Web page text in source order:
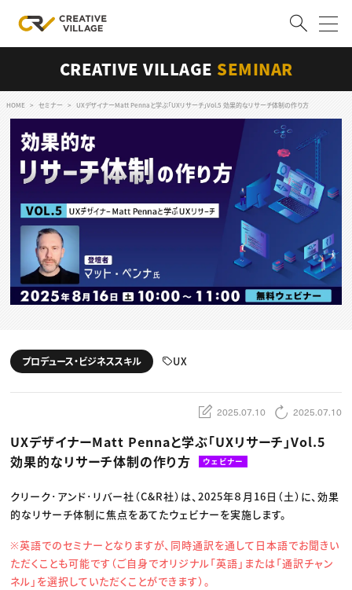
ログイン 会員登録
CREATIVE JOB求人検索
特集求人
採用説明会
転職支援サービス
CONTENTS
スキルアップしたい！
動画配信・映像制作
編集・ライティング
ディレクション
TOP Creator’s コラム トップ
Webクリエイター
ゲームクリエイター
クリエイターインタビュー
C＆R Magazine
セミナー
ニュース・トレンド トップ
Web
映像
広告
出版
CREATIVE VILLAGEからのお知らせ
プロフェッショナル×つながる×メディア
CREATIVE VILLAGE SEMINAR
HOME セミナー UXデザイナーMatt Pennaと学ぶ「UXリサーチ」Vol.5 効果的なリサーチ体制の作り方
プロデュース・ビジネススキル UX
2025.07.10 2025.07.10
UXデザイナーMatt Pennaと学ぶ「UXリサーチ」Vol.5
効果的なリサーチ体制の作り方
ウェビナー
クリーク･アンド･リバー社（C&R社）は、2025年８月16日（土）に、効果
的なリサーチ体制に焦点をあてたウェビナーを実施します。
※英語でのセミナーとなりますが、同時通訳を通して日本語でお聞きい
ただくことも可能です（ご自身でオリジナル「英語」または「通訳チャン
ネル」を選択していただくことができます）。